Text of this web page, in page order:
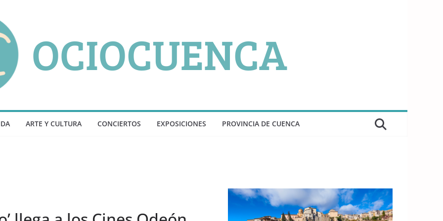
ARTE Y CULTURA CONCIERTOS EXPOSICIONES PROVINCIA DE CUENCA